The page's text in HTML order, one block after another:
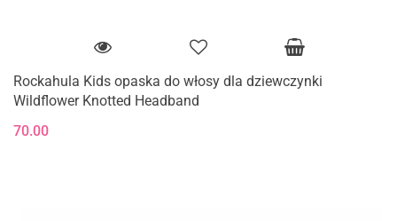
Rockahula Kids opaska do włosy dla dziewczynki
Wildflower Knotted Headband
70.00